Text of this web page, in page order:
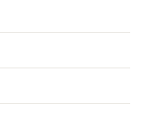
あってないような大き
の泊まりがけのドライ